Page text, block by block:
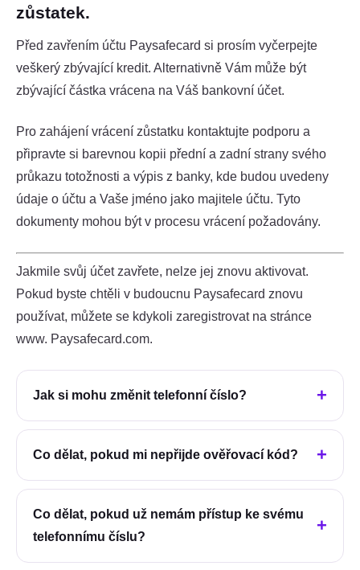
zůstatek.
Před zavřením účtu Paysafecard si prosím vyčerpejte
veškerý zbývající kredit. Alternativně Vám může být
zbývající částka vrácena na Váš bankovní účet.
Pro zahájení vrácení zůstatku kontaktujte podporu a
připravte si barevnou kopii přední a zadní strany svého
průkazu totožnosti a výpis z banky, kde budou uvedeny
údaje o účtu a Vaše jméno jako majitele účtu. Tyto
dokumenty mohou být v procesu vrácení požadovány.
Jakmile svůj účet zavřete, nelze jej znovu aktivovat.
Pokud byste chtěli v budoucnu Paysafecard znovu
používat, můžete se kdykoli zaregistrovat na stránce
www. Paysafecard.com.
Jak si mohu změnit telefonní číslo?
Co dělat, pokud mi nepřijde ověřovací kód?
Co dělat, pokud už nemám přístup ke svému
telefonnímu číslu?